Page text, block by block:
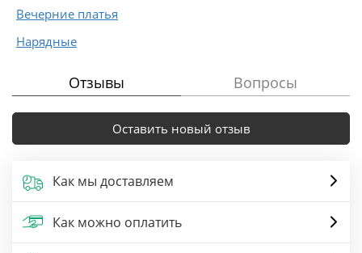
Вечерние платья
Нарядные
Отзывы Вопросы
Оставить новый отзыв
Как мы доставляем
Как можно оплатить